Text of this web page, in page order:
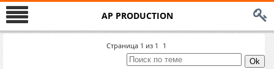
AP PRODUCTION
Страница 1 из 1 1